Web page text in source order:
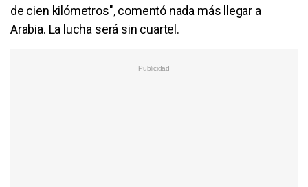
de cien kilómetros", comentó nada más llegar a
Arabia. La lucha será sin cuartel.